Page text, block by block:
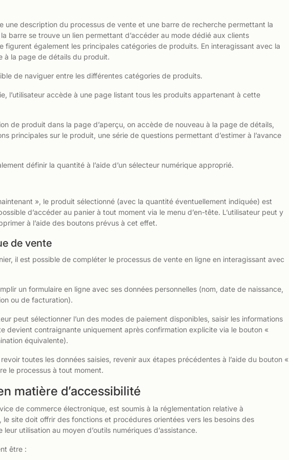
une description du processus de vente et une barre de recherche permettant la
barre se trouve un lien permettant d’accéder au mode dédié aux clients
figurent également les principales catégories de produits. En interagissant avec la
à la page de détails du produit.
de naviguer entre les différentes catégories de produits.
l’utilisateur accède à une page listant tous les produits appartenant à cette
de produit dans la page d’aperçu, on accède de nouveau à la page de détails,
principales sur le produit, une série de questions permettant d’estimer à l’avance
définir la quantité à l’aide d’un sélecteur numérique approprié.
», le produit sélectionné (avec la quantité éventuellement indiquée) est
d’accéder au panier à tout moment via le menu d’en-tête. L’utilisateur peut y
à l’aide des boutons prévus à cet effet.
de vente
il est possible de compléter le processus de vente en ligne en interagissant avec
un formulaire en ligne avec ses données personnelles (nom, date de naissance,
ou de facturation).
peut sélectionner l’un des modes de paiement disponibles, saisir les informations
devient contraignante uniquement après confirmation explicite via le bouton «
équivalente).
toutes les données saisies, revenir aux étapes précédentes à l’aide du bouton «
le processus à tout moment.
matière d’accessibilité
de commerce électronique, est soumis à la réglementation relative à
le site doit offrir des fonctions et procédures orientées vers les besoins des
utilisation au moyen d’outils numériques d’assistance.
être :